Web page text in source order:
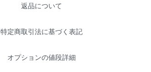
返品について
特定商取引法に基づく表記
オプションの値段詳細